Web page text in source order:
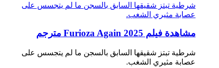
شرطية تبتز شقيقها السابق بالسجن ما لم يتجسس على
عصابة مثيري الشغب.
مشاهدة فيلم Furioza Again 2025 مترجم
شرطية تبتز شقيقها السابق بالسجن ما لم يتجسس على
عصابة مثيري الشغب.